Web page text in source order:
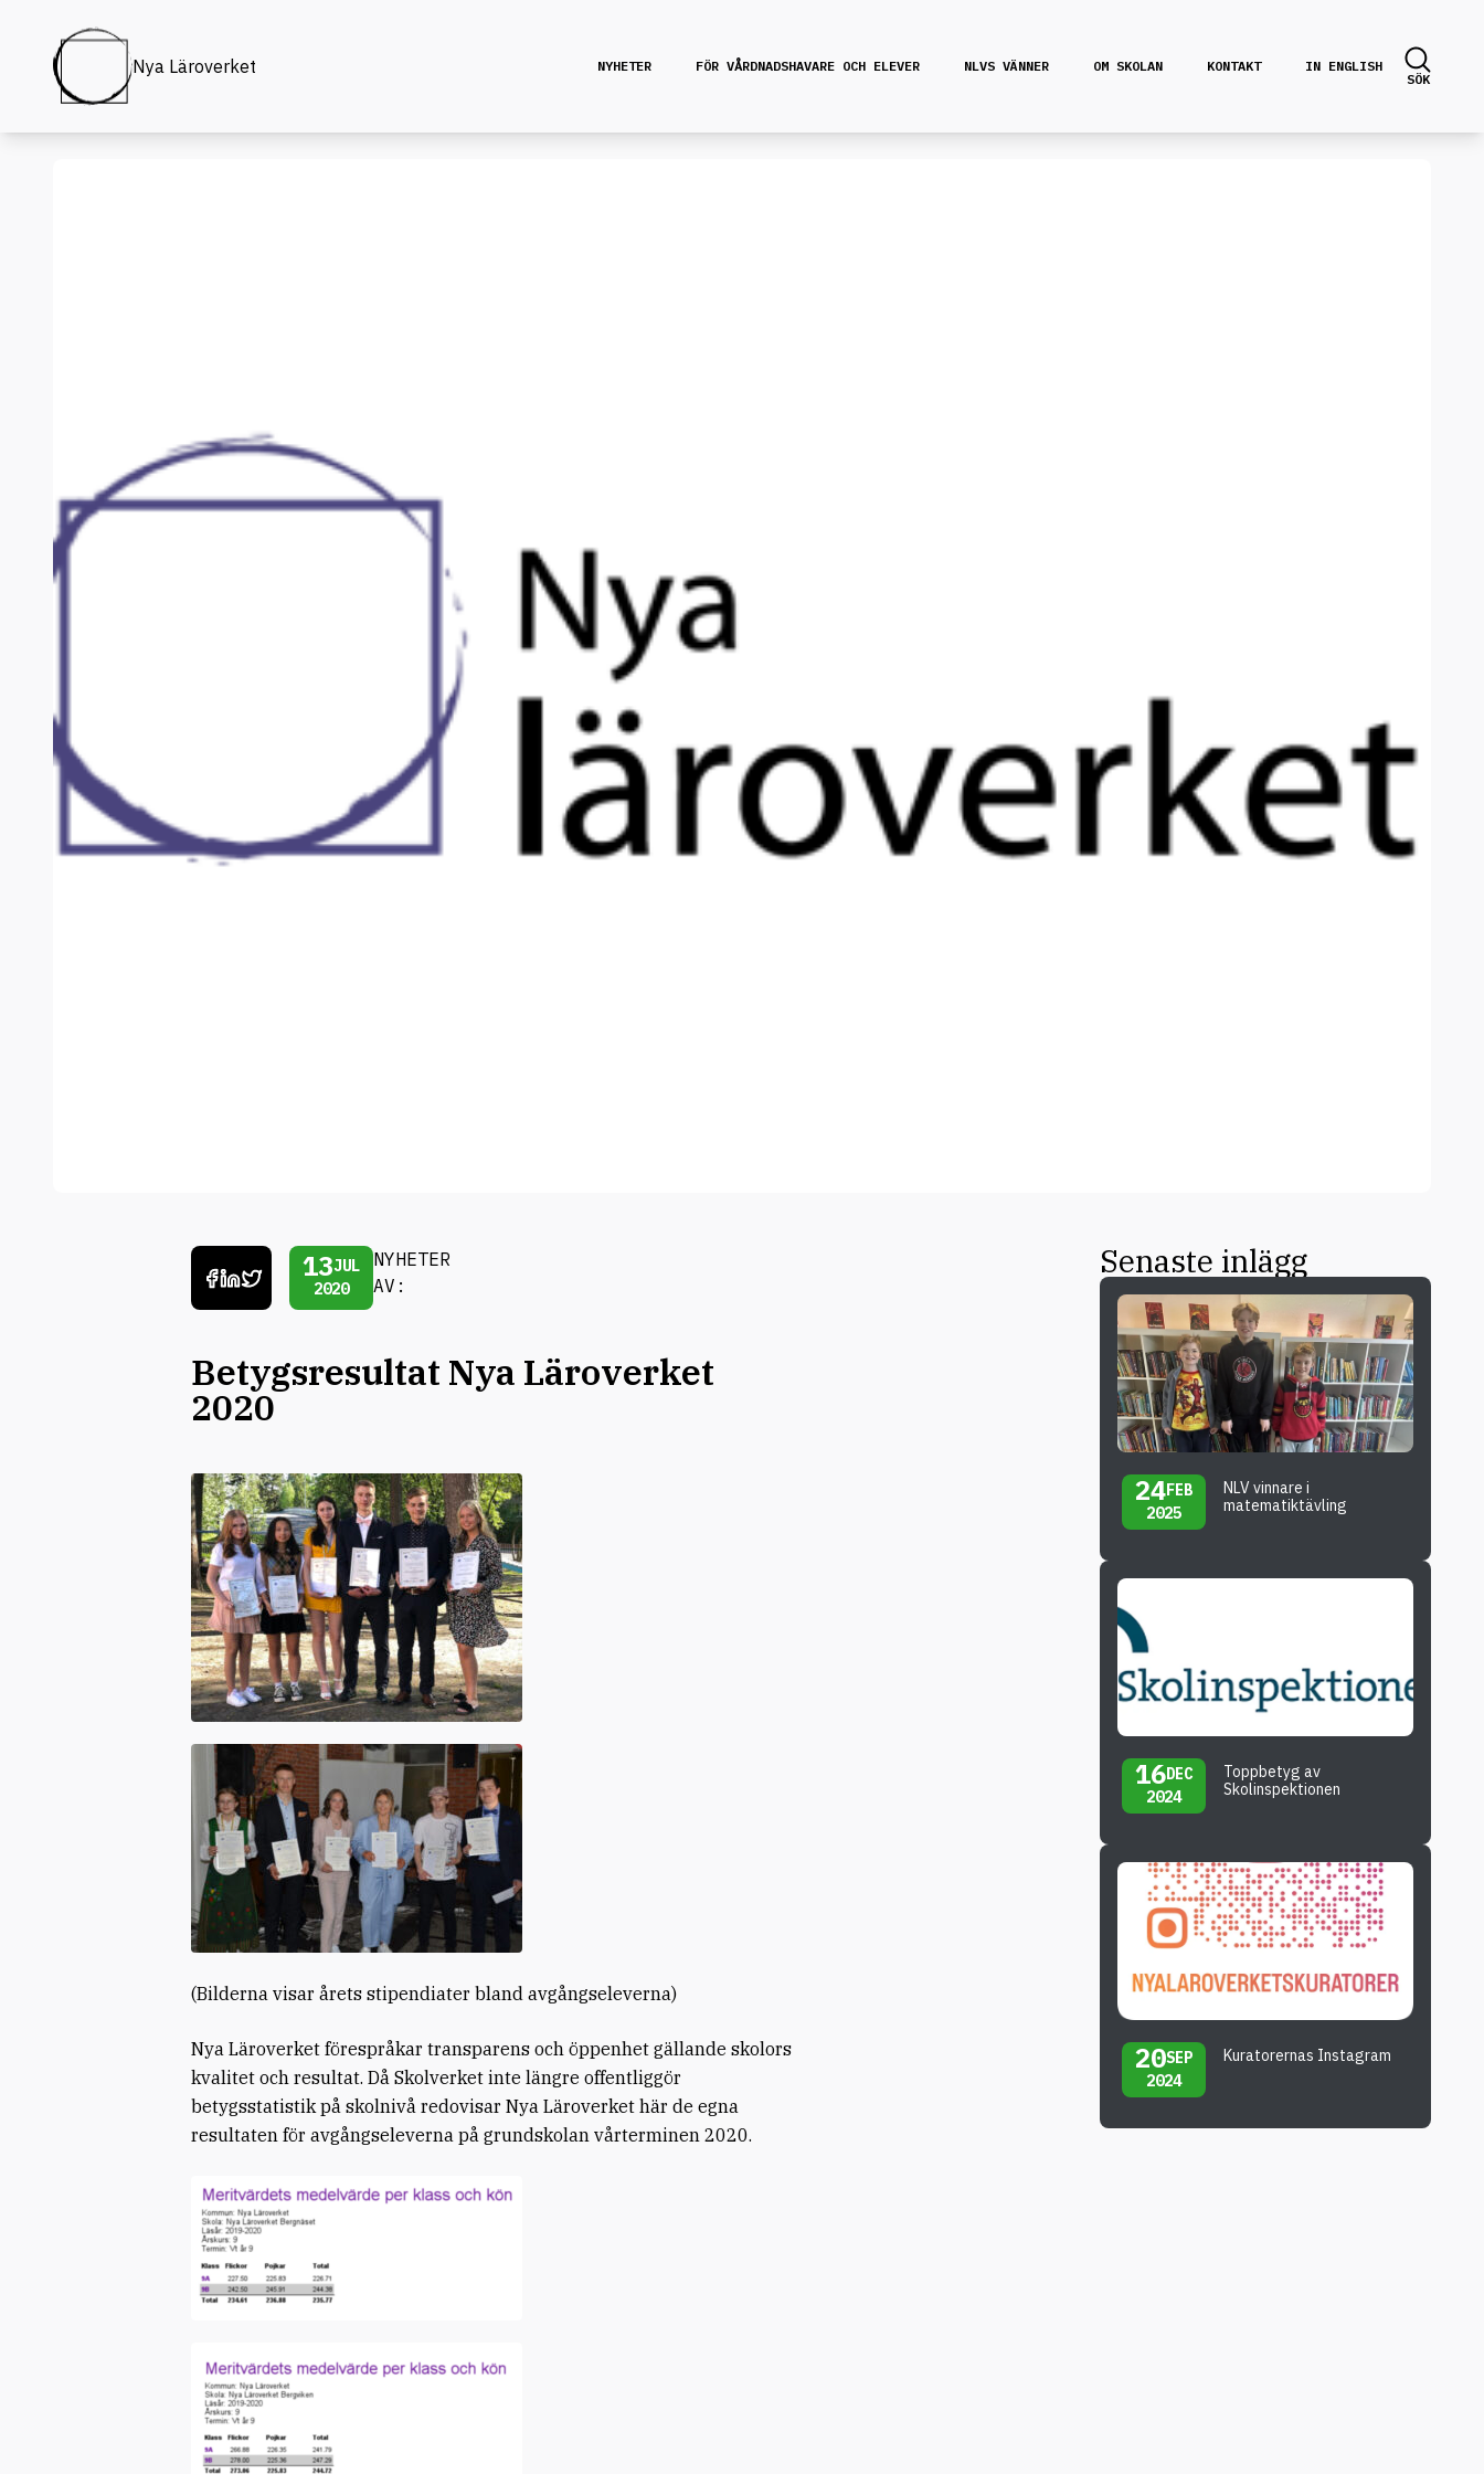
Nya Läroverket NYHETER FÖR VÅRDNADSHAVARE OCH ELEVER NLVS VÄNNER OM SKOLAN KONTAKT
IN ENGLISH
SÖK
13JUL
2020
NYHETER
AV:
Betygsresultat Nya Läroverket
2020
(Bilderna visar årets stipendiater bland avgångseleverna)
Nya Läroverket förespråkar transparens och öppenhet gällande skolors
kvalitet och resultat. Då Skolverket inte längre offentliggör
betygsstatistik på skolnivå redovisar Nya Läroverket här de egna
resultaten för avgångseleverna på grundskolan vårterminen 2020.
Senaste inlägg
24FEB
2025
NLV vinnare i
matematiktävling
16DEC
2024
Toppbetyg av
Skolinspektionen
20SEP
2024
Kuratorernas Instagram